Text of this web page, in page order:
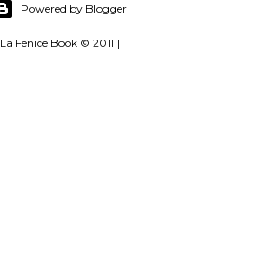
Powered by Blogger
La Fenice Book © 2011 |